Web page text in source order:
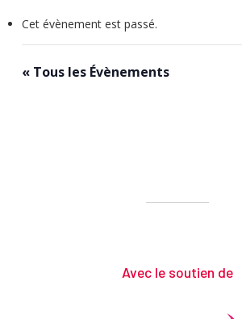
Cet évènement est passé.
« Tous les Évènements
Avec le soutien de